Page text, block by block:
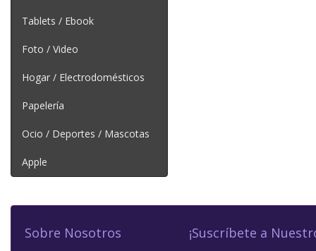
Tablets / Ebook
Foto / Video
Hogar / Electrodomésticos
Papelería
Ocio / Deportes / Mascotas
Apple
Sobre Nosotros ¡Suscríbete a